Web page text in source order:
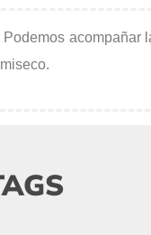
Podemos acompañar